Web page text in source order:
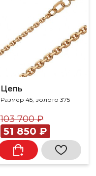
Цепь
Размер 45, золото 375
103 700 ₽
51 850 ₽